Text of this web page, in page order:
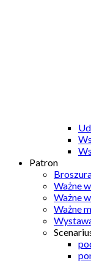
Patron
Ważne
Ważne
Ważne